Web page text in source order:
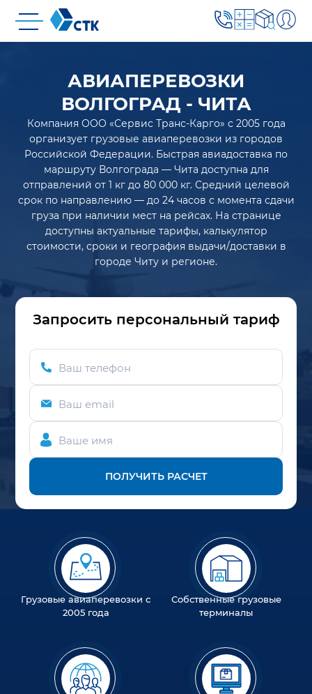
АВИАПЕРЕВОЗКИ
ВОЛГОГРАД - ЧИТА
Компания ООО «Сервис Транс-Карго» с 2005 года
организует грузовые авиаперевозки из городов
Российской Федерации. Быстрая авиадоставка по
маршруту Волгограда — Чита доступна для
отправлений от 1 кг до 80 000 кг. Средний целевой
срок по направлению — до 24 часов с момента сдачи
груза при наличии мест на рейсах. На странице
доступны актуальные тарифы, калькулятор
стоимости, сроки и география выдачи/доставки в
городе Читу и регионе.
Запросить персональный тариф
Ваш телефон
Ваш email
Ваше имя
ПОЛУЧИТЬ РАСЧЕТ
Грузовые авиаперевозки с
2005 года
Собственные грузовые
терминалы